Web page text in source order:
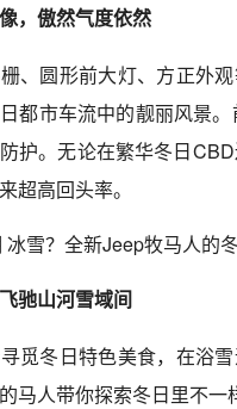
，傲然气度依然
、圆形前大灯、方正外
都市车流中的靓丽风景
护。无论在繁华冬日
超高回头率。
驰山河雪域间
觅冬日特色美食，在浴
马人带你探索冬日里不一